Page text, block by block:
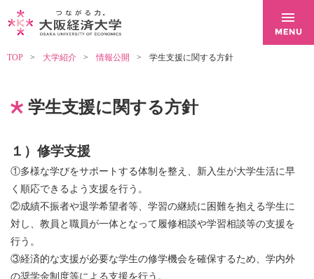
TOP 大学紹介 情報公開 学生支援に関する方針
学生支援に関する方針
１）修学支援
①多様な学びをサポートする体制を整え、新入生が大学生活に早
く順応できるよう支援を行う。
②成績不振者や退学希望者等、学習の継続に困難を抱える学生に
対し、教員と職員が一体となって履修相談や学習相談等の支援を
行う。
③経済的な支援が必要な学生の修学機会を確保するため、学内外
の奨学金制度等による支援を行う。